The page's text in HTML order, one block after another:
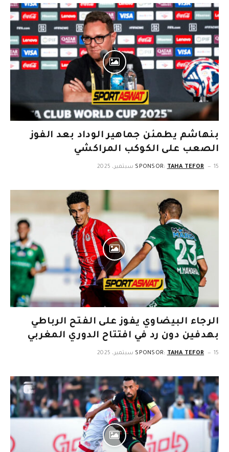
بنهاشم يطمئن جماهير الوداد بعد الفوز
الصعب على الكوكب المراكشي
SPONSOR: TAHA TEFOR 15 سبتمبر، 2025
الرجاء البيضاوي يفوز على الفتح الرباطي
بهدفين دون رد في افتتاح الدوري المغربي
SPONSOR: TAHA TEFOR 15 سبتمبر، 2025